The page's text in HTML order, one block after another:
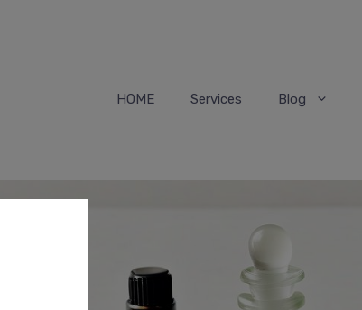
HOME Services Blog